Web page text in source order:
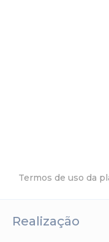
Termos de uso da
Realização